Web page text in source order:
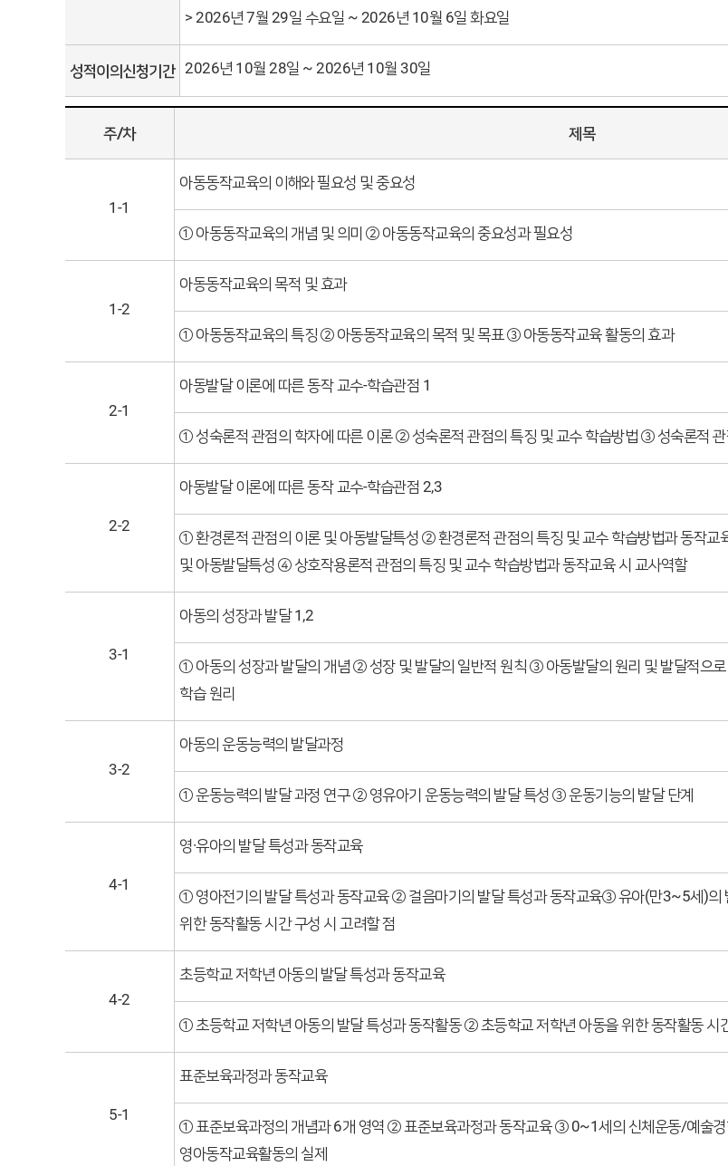
> 2026년 7월 29일 수요일 ~ 2026년 10월 6일 화요일
성적이의신청기간 2026년 10월 28일 ~ 2026년 10월 30일
주/차 제목
1-1
아동동작교육의 이해와 필요성 및 중요성
① 아동동작교육의 개념 및 의미 ② 아동동작교육의 중요성과 필요성
1-2
아동동작교육의 목적 및 효과
① 아동동작교육의 특징 ② 아동동작교육의 목적 및 목표 ③ 아동동작교육 활동의 효과
2-1
아동발달 이론에 따른 동작 교수-학습관점 1
① 성숙론적 관점의 학자에 따른 이론 ② 성숙론적 관점의 특징 및 교수 학습방법 ③ 성숙론적
2-2
아동발달 이론에 따른 동작 교수-학습관점 2,3
① 환경론적 관점의 이론 및 아동발달특성 ② 환경론적 관점의 특징 및 교수 학습방법과 동작
및 아동발달특성 ④ 상호작용론적 관점의 특징 및 교수 학습방법과 동작교육 시 교사역할
3-1
아동의 성장과 발달 1,2
① 아동의 성장과 발달의 개념 ② 성장 및 발달의 일반적 원칙 ③ 아동발달의 원리 및 발달적으
학습 원리
3-2
아동의 운동능력의 발달과정
① 운동능력의 발달 과정 연구 ② 영유아기 운동능력의 발달 특성 ③ 운동기능의 발달 단계
4-1
영·유아의 발달 특성과 동작교육
① 영아전기의 발달 특성과 동작교육 ② 걸음마기의 발달 특성과 동작교육③ 유아(만3~5세)
위한 동작활동 시간 구성 시 고려할 점
4-2
초등학교 저학년 아동의 발달 특성과 동작교육
① 초등학교 저학년 아동의 발달 특성과 동작활동 ② 초등학교 저학년 아동을 위한 동작활동 시
5-1
표준보육과정과 동작교육
① 표준보육과정의 개념과 6개 영역 ② 표준보육과정과 동작교육 ③ 0~1세의 신체운동/예술
영아동작교육활동의 실제